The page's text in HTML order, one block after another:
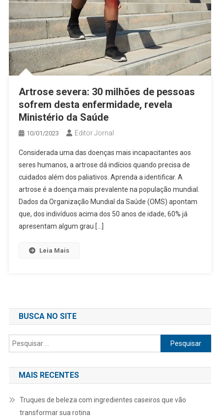
Artrose severa: 30 milhões de pessoas
sofrem desta enfermidade, revela
Ministério da Saúde
10/01/2023 Editor Jornal
Considerada uma das doenças mais incapacitantes aos
seres humanos, a artrose dá indícios quando precisa de
cuidados além dos paliativos. Aprenda a identificar. A
artrose é a doença mais prevalente na população mundial.
Dados da Organização Mundial da Saúde (OMS) apontam
que, dos indivíduos acima dos 50 anos de idade, 60% já
apresentam algum grau […]
Leia Mais
BUSCA NO SITE
Pesquisar
por:
MAIS RECENTES
Truques de beleza com ingredientes caseiros que vão
transformar sua rotina